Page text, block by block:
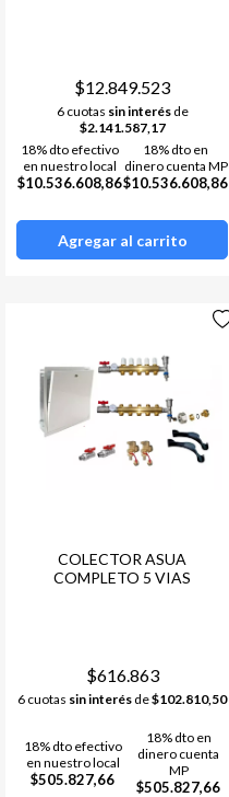
$12.849.523
6 cuotas sin interésde
$2.141.587,17
18% dto efectivo
en nuestro local
$10.536.608,86
18% dto en
dinero cuenta MP
$10.536.608,86
Agregar al carrito
COLECTOR ASUA
COMPLETO 5 VIAS
$616.863
6 cuotas sin interés de$102.810,50
18% dto efectivo
en nuestro local
$505.827,66
18% dto en
dinero cuenta
MP
$505.827,66